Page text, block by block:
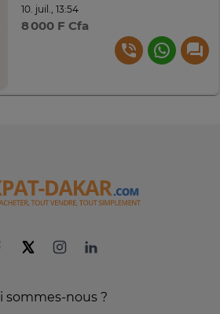
10. juil., 13:54
8 000 F Cfa
sommes-nous ?